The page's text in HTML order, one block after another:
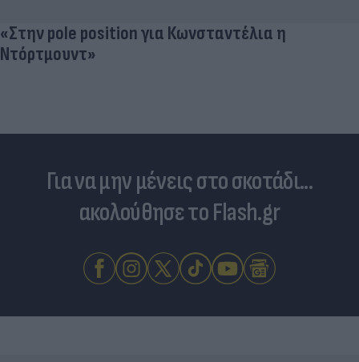
«Στην pole position για Κωνσταντέλια η
Ντόρτμουντ»
Για να μην μένεις στο σκοτάδι...
ακολούθησε το Flash.gr